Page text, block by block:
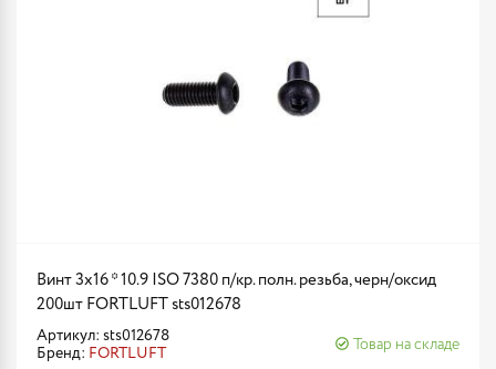
Винт 3х16 * 10.9 ISO 7380 п/кр. полн. резьба, черн/оксид
200шт FORTLUFT sts012678
Артикул: sts012678
Бренд: FORTLUFT
Товар на складе